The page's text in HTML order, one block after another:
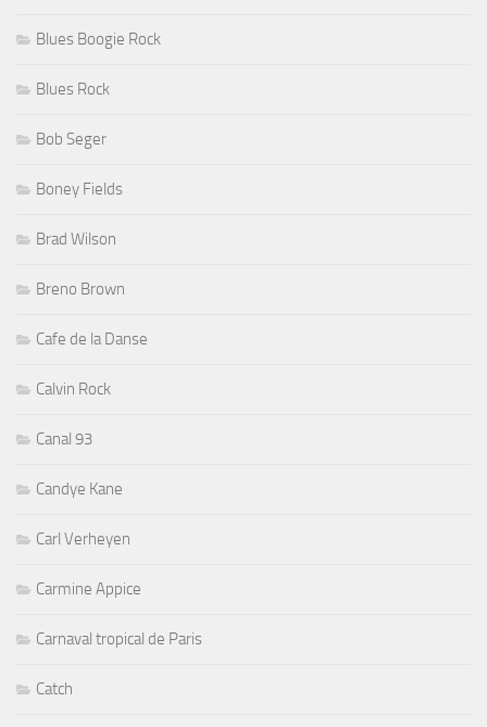
Blues Boogie Rock
Blues Rock
Bob Seger
Boney Fields
Brad Wilson
Breno Brown
Cafe de la Danse
Calvin Rock
Canal 93
Candye Kane
Carl Verheyen
Carmine Appice
Carnaval tropical de Paris
Catch